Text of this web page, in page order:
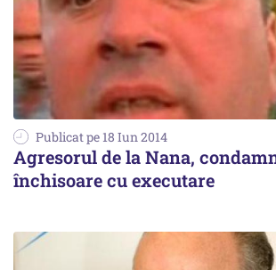
Publicat pe 18 Iun 2014
Agresorul de la Nana,
închisoare cu executare